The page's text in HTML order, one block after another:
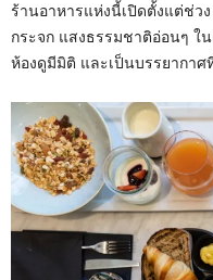
ร้านอาหารแห่งนี้เปิดตั้งแต่ช่ว
กระจก แสงธรรมชาติอ่อนๆ ใ
ห้องดูมีมิติ และเป็นบรรยากา